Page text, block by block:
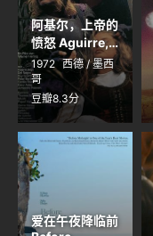
阿基尔，上帝的
愤怒 Aguirre,
der Zorn
Gottes
1972 西德 / 墨西
哥
豆瓣8.3分
爱在午夜降临前